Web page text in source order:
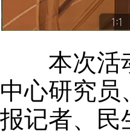
本次活动
中心研究员
报记者、民